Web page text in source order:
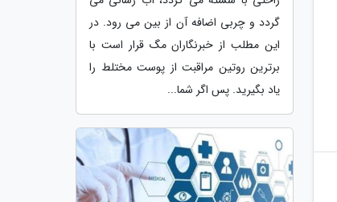
گردد و چربی اضافه آن از بین می رود. در
این مطلب از خبرنگاران مگ قرار است با
برترین روتین مراقبت از پوست مختلط را
یاد بگیرید. پس اگر شما...